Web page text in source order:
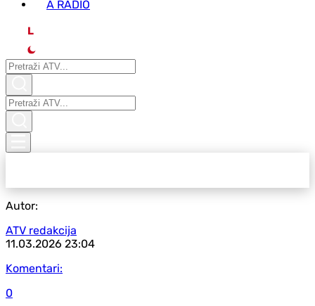
A RADIO
L
Autor:
ATV redakcija
11.03.2026 23:04
Komentari:
0